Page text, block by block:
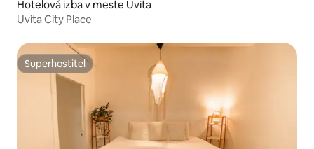
Hotelová izba v meste Uvita
Uvita City Place
Superhostiteľ
Superhostiteľ